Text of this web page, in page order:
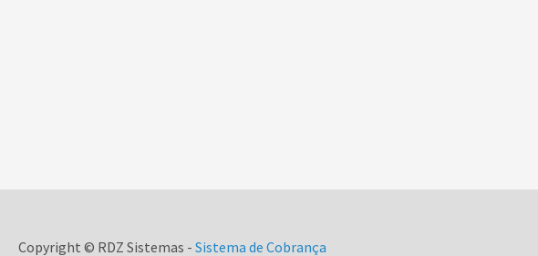
Copyright © RDZ Sistemas - Sistema de Cobrança